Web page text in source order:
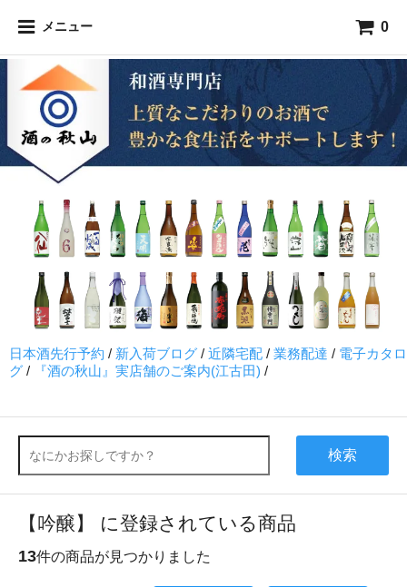
メニュー 0
日本酒先行予約 / 新入荷ブログ / 近隣宅配 / 業務配達 / 電子カタロ
グ / 『酒の秋山』実店舗のご案内(江古田) /
検索
【吟醸】 に登録されている商品
13件の商品が見つかりました